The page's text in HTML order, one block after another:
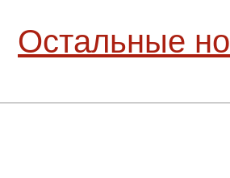
Остальные